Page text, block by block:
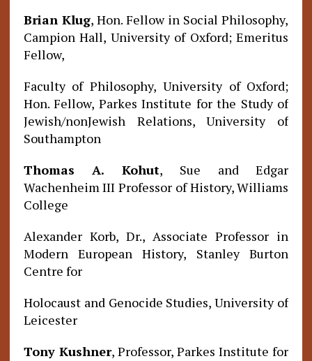
Brian Klug, Hon. Fellow in Social Philosophy,
Campion Hall, University of Oxford; Emeritus
Fellow,
Faculty of Philosophy, University of Oxford;
Hon. Fellow, Parkes Institute for the Study of
Jewish/nonJewish Relations, University of
Southampton
Thomas A. Kohut, Sue and Edgar
Wachenheim III Professor of History, Williams
College
Alexander Korb, Dr., Associate Professor in
Modern European History, Stanley Burton
Centre for
Holocaust and Genocide Studies, University of
Leicester
Tony Kushner, Professor, Parkes Institute for